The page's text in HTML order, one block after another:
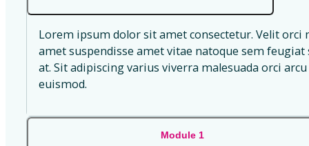
Lorem ipsum dolor sit amet consectetur. Velit
amet suspendisse amet vitae natoque sem
at. Sit adipiscing varius viverra malesuada orci
euismod.
Module 1